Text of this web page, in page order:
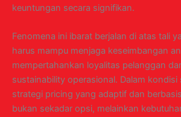
keuntungan secara signifikan.
Fenomena ini ibarat berjalan di atas tali
harus mampu menjaga keseimbangan
mempertahankan loyalitas pelanggan
sustainability operasional. Dalam kondisi
strategi pricing yang adaptif dan
bukan sekadar opsi, melainkan